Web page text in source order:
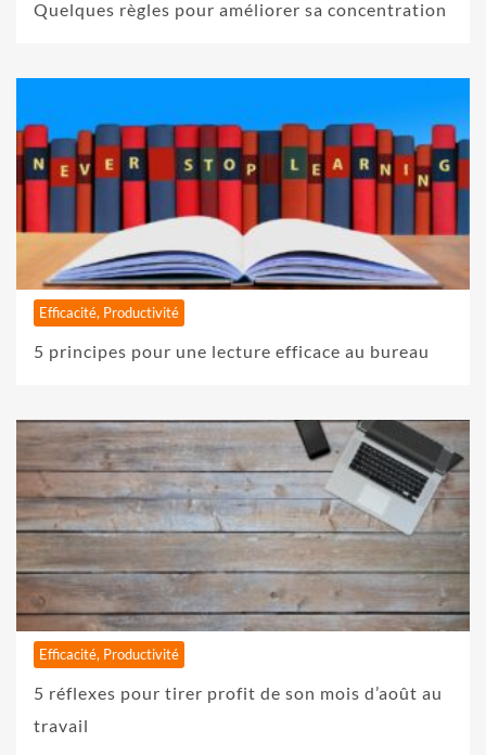
Quelques règles pour améliorer sa concentration
Efficacité, Productivité
5 principes pour une lecture efficace au bureau
Efficacité, Productivité
5 réflexes pour tirer profit de son mois d’août au
travail